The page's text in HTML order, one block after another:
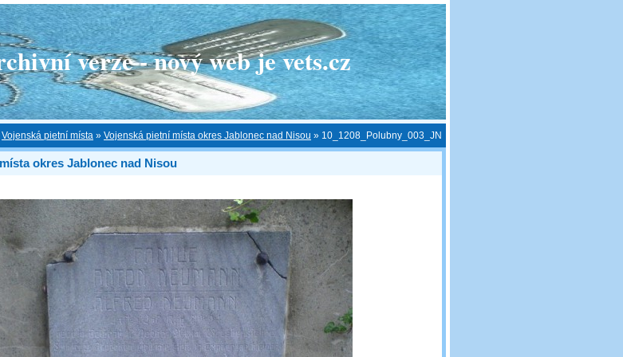
verze - nový web je vets.cz
Vojenská pietní místa » Vojenská pietní místa okres Jablonec nad Nisou » 10_1208_Polubny_003_JN
okres Jablonec nad Nisou